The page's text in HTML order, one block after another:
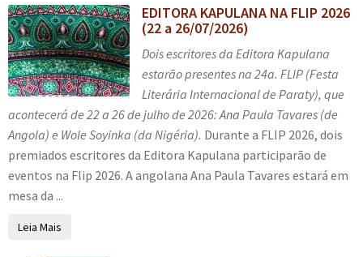
e
t
e
n
e
n
t
e
c
n
d
e
n
t
e
Sala dos Professores
E
p
a
n
d
r
m
Fale conosco
E
x
p
a
n
d
i
Meu cadastro
EDITORA KAPULANA NA FLIP 2026
(22 a 26/07/2026)
Dois escritores da Editora Kapulana
estarão presentes na 24a. FLIP (Festa
Literária Internacional de Paraty), que
acontecerá de 22 a 26 de julho de 2026: Ana Paula Tavares (de
Angola) e Wole Soyinka (da Nigéria). Durante a FLIP 2026, dois
premiados escritores da Editora Kapulana participarão de
eventos na Flip 2026. A angolana Ana Paula Tavares estará em
mesa da ...
Leia Mais